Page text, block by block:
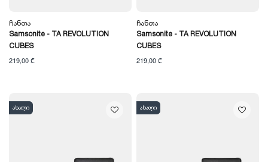
Ჩანთა
Samsonite - TA REVOLUTION
CUBES
219,00 ₾
Ჩანთა
Samsonite - TA REVOLUTION
CUBES
219,00 ₾
ახალი ახალი